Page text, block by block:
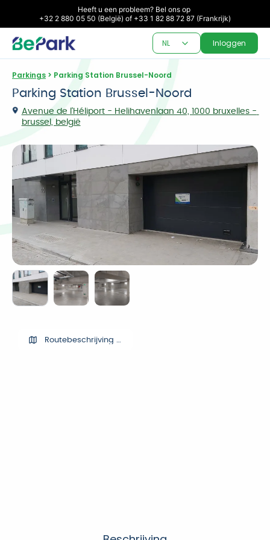
Heeft u een probleem? Bel ons op
+32 2 880 05 50 (België) of +33 1 82 88 72 87 (Frankrijk)
NL Inloggen
Parkings > Parking Station Brussel-Noord
Parking Station Brussel-Noord
Avenue de l'Héliport - Helihavenlaan 40, 1000 bruxelles -
brussel, belgië
Routebeschrijving ophalen